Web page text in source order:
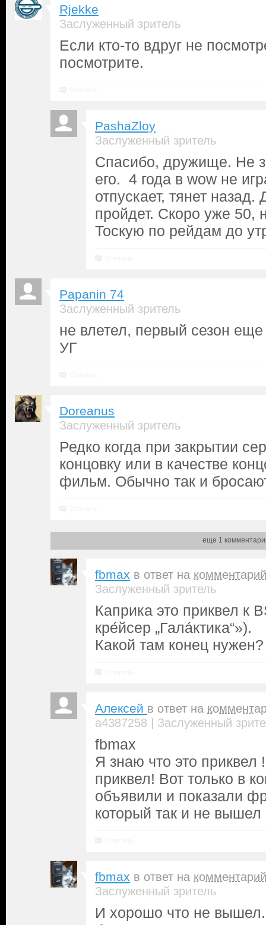
Rjekke
Заслуженный зритель
Если кто-то вдруг не
посмотрите.
PashaZloy
Заслуженный зритель
Спасибо, дружище. Не
его. 4 года в wow не
отпускает, тянет
пройдет. Скоро уже 50,
Тоскую по рейдам до
Papanin 74
Заслуженный зритель
не влетел, первый сезон
УГ
Doreanus
Заслуженный зритель
Редко когда при закрытии
концовку или в качестве
фильм. Обычно так и
еще 1
fbmax в ответ на комментарий
Заслуженный зритель
Каприка это приквел к
кре́йсер „Гала́ктика“»).
Какой там конец нужен?
Алексей в ответ на
a4387258 | Заслуженный
fbmax
Я знаю что это приквел
приквел! Вот только в
объявили и показали
который так и не вышел
fbmax в ответ на комментарий
Заслуженный зритель
И хорошо что не